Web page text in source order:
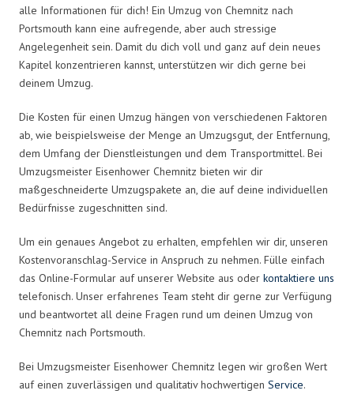
alle Informationen für dich! Ein Umzug von Chemnitz nach
Portsmouth kann eine aufregende, aber auch stressige
Angelegenheit sein. Damit du dich voll und ganz auf dein neues
Kapitel konzentrieren kannst, unterstützen wir dich gerne bei
deinem Umzug.
Die Kosten für einen Umzug hängen von verschiedenen Faktoren
ab, wie beispielsweise der Menge an Umzugsgut, der Entfernung,
dem Umfang der Dienstleistungen und dem Transportmittel. Bei
Umzugsmeister Eisenhower Chemnitz bieten wir dir
maßgeschneiderte Umzugspakete an, die auf deine individuellen
Bedürfnisse zugeschnitten sind.
Um ein genaues Angebot zu erhalten, empfehlen wir dir, unseren
Kostenvoranschlag-Service in Anspruch zu nehmen. Fülle einfach
das Online-Formular auf unserer Website aus oder kontaktiere uns
telefonisch. Unser erfahrenes Team steht dir gerne zur Verfügung
und beantwortet all deine Fragen rund um deinen Umzug von
Chemnitz nach Portsmouth.
Bei Umzugsmeister Eisenhower Chemnitz legen wir großen Wert
auf einen zuverlässigen und qualitativ hochwertigen Service.